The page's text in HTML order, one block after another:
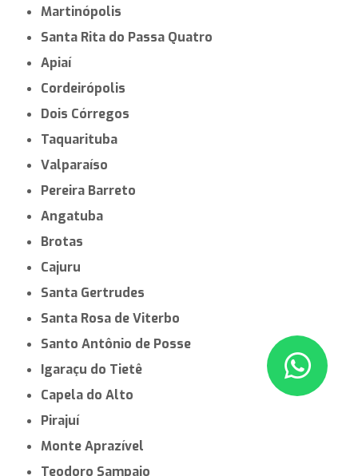
Martinópolis
Santa Rita do Passa Quatro
Apiaí
Cordeirópolis
Dois Córregos
Taquarituba
Valparaíso
Pereira Barreto
Angatuba
Brotas
Cajuru
Santa Gertrudes
Santa Rosa de Viterbo
Santo Antônio de Posse
Igaraçu do Tietê
Capela do Alto
Pirajuí
Monte Aprazível
Teodoro Sampaio